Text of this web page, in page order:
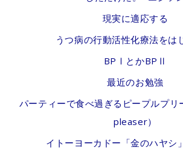
現実に適応する
うつ病の行動活性化療法をは
BPⅠとかBPⅡ
最近のお勉強
パーティーで食べ過ぎるピープルプ
pleaser）
イトーヨーカドー「金のハヤシ